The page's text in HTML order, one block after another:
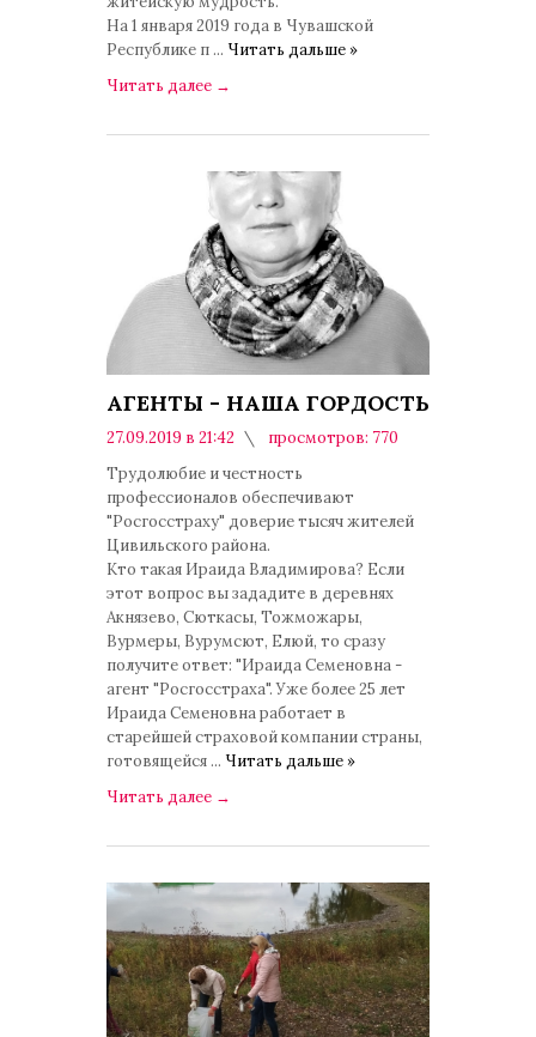
На 1 января 2019 года в Чувашской
Республике п ... Читать дальше »
Читать далее →
АГЕНТЫ - НАША ГОРДОСТЬ
27.09.2019 в 21:42
просмотров: 770
комментариев: 0
Трудолюбие и честность
профессионалов обеспечивают
"Росгосстраху" доверие тысяч жителей
Цивильского района.
Кто такая Ираида Владимирова? Если
этот вопрос вы зададите в деревнях
Акнязево, Сюткасы, Тожможары,
Вурмеры, Вурумсют, Елюй, то сразу
получите ответ: "Ираида Семеновна -
агент "Росгосстраха". Уже более 25 лет
Ираида Семеновна работает в
старейшей страховой компании страны,
готовящейся ... Читать дальше »
Читать далее →